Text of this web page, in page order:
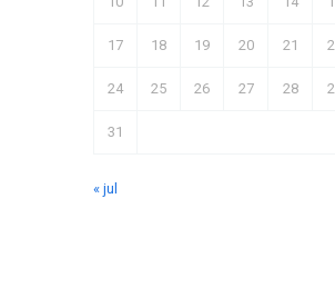
17 18 19 20 21
24 25 26 27 28
31
« jul